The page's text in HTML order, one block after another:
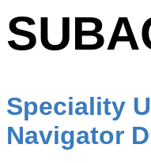
Speciality
Navigator